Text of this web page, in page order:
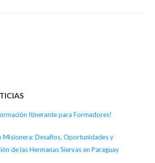
Itinerante para Formadores!
Misionera: Desafíos, Oportunidades y
de las Hermanas Siervas en Paraguay